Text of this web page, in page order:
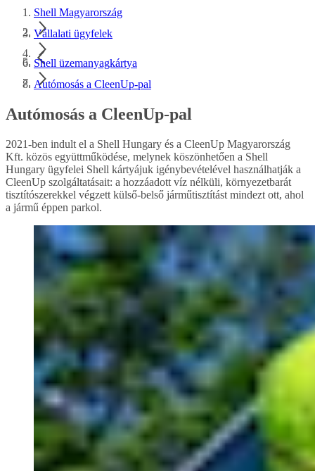
Shell Magyarország
Vállalati ügyfelek
Shell üzemanyagkártya
Autómosás a CleenUp-pal
Autómosás a CleenUp-pal
2021-ben indult el a Shell Hungary és a CleenUp Magyarország
Kft. közös együttműködése, melynek köszönhetően a Shell
Hungary ügyfelei Shell kártyájuk igénybevételével használhatják a
CleenUp szolgáltatásait: a hozzáadott víz nélküli, környezetbarát
tisztítószerekkel végzett külső-belső járműtisztítást mindezt ott, ahol
a jármű éppen parkol.